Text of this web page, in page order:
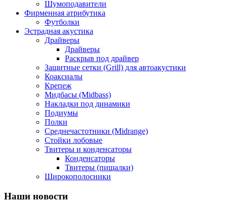
Шумоподавители
Фирменная атрибутика
Футболки
Эстрадная акустика
Драйверы
Драйверы
Раскрыв под драйвер
Защитные сетки (Grill) для автоакустики
Коаксиалы
Крепеж
Мидбасы (Midbass)
Накладки под динамики
Подиумы
Полки
Среднечастотники (Midrange)
Стойки лобовые
Твитеры и конденсаторы
Конденсаторы
Твитеры (пищалки)
Широкополосники
Наши новости